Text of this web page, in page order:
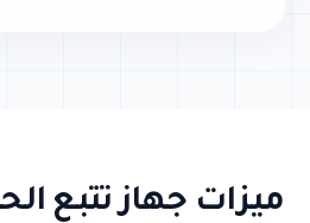
ميزات جهاز تتبع